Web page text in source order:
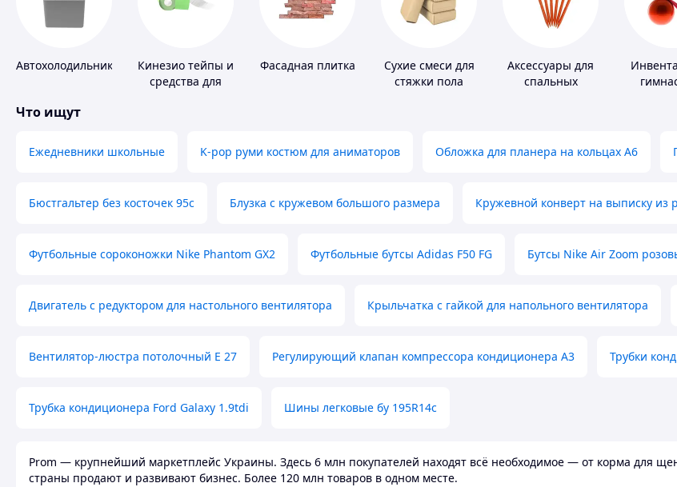
Автохолодильники
Кинезио тейпы и
средства для
Фасадная плитка
Сухие смеси для
стяжки пола
Аксессуары для
спальных
Что ищут
Ежедневники школьные K-pop руми костюм для аниматоров Обложка для планера на кольцах А6
Бюстгальтер без косточек 95с Блузка с кружевом большого размера Кружевной конверт на выписку из
Футбольные сороконожки Nike Phantom GX2 Футбольные бутсы Adidas F50 FG Бутсы Nike Air Zoom
Двигатель с редуктором для настольного вентилятора Крыльчатка с гайкой для напольного вентилятора
Вентилятор-люстра потолочный E 27 Регулирующий клапан компрессора кондиционера А3 Трубки
Трубка кондиционера Ford Galaxy 1.9tdi Шины легковые бу 195R14c
Prom — крупнейший маркетплейс Украины. Здесь 6 млн покупателей находят всё необходимое — от корма для
страны продают и развивают бизнес. Более 120 млн товаров в одном месте.